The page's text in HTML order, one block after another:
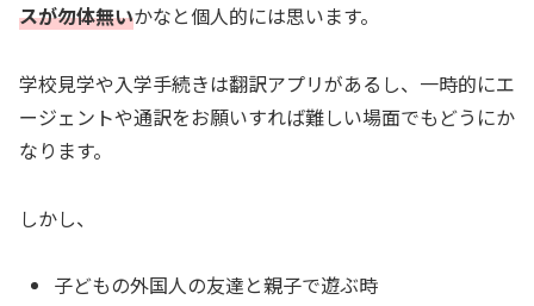
スが勿体無いかなと個人的には思います。
学校見学や入学手続きは翻訳アプリがあるし、一時的にエ
ージェントや通訳をお願いすれば難しい場面でもどうにか
なります。
しかし、
子どもの外国人の友達と親子で遊ぶ時